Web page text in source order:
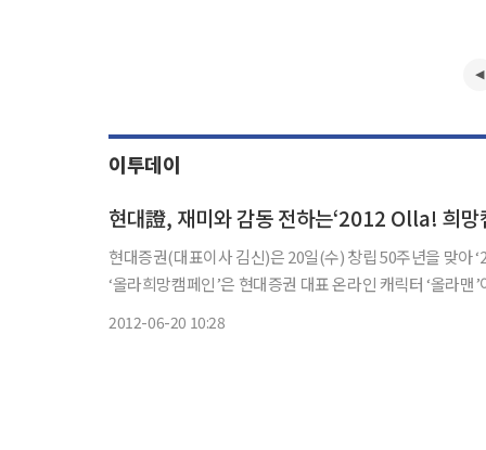
이투데이
현대證, 재미와 감동 전하는‘2012 Olla! 희망
현대증권(대표이사 김신)은 20일(수) 창립 50주년을 맞아
‘올라희망캠페인’은 현대증권 대표 온라인 캐릭터 ‘올라
2012-06-20 10:28